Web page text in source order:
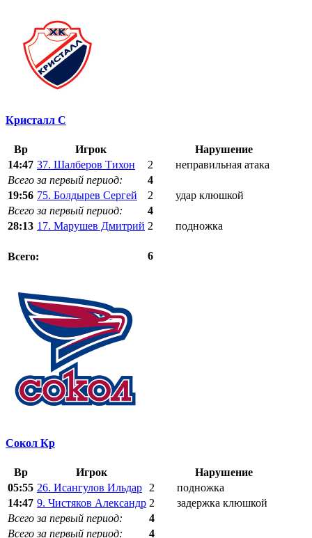
Кристалл С
Вр Игрок
Нарушение
14:47 37. Шалберов Тихон 2
неправильная атака
Всего за первый период:
4
19:56 75. Болдырев Сергей 2
удар клюшкой
Всего за первый период:
4
28:13 17. Марушев Дмитрий 2 подножка
Всего: 6
Сокол Кр
Вр Игрок
Нарушение
05:55 26. Исангулов Ильдар 2
подножка
14:47 9. Чистяков Александр 2
задержка клюшкой
Всего за первый период:
4
Всего за первый период:
4